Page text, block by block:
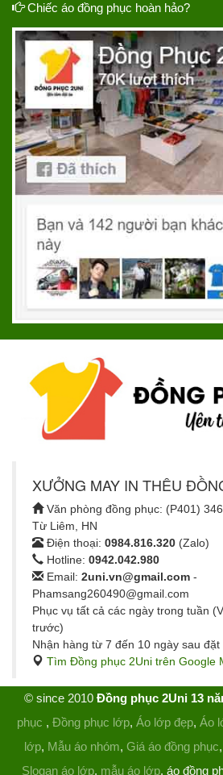
Chiếc áo đồng phục hoàn hảo?
XƯỞNG MAY IN THÊU
Văn phòng đồng phục: (P401)
Từ Liêm, HN
Điện thoại: 0984.816.320 (Zalo)
Hotline: 0942.042.980
Email: 2uni.vn@gmail.com -
Phamsang260490@gmail.com
Phục vụ tất cả các ngày trong tuần
trước)
Nhận hàng từ 7 đến 10 ngày sau đặt
Tìm Đồng phục 2Uni trên Google
© since 2010 Đồng phục 2Uni 13
phục , Đồng phục lớp, Áo lớp đẹp, Áo
lớp, Mẫu áo nhóm, Giá áo đồng phục,
Slogan áo lớp, mẫu áo lớp, áo đồng